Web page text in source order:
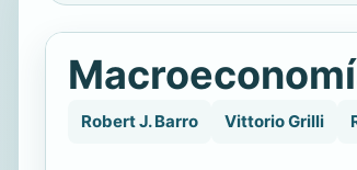
Robert J. Barro Vittorio Grilli